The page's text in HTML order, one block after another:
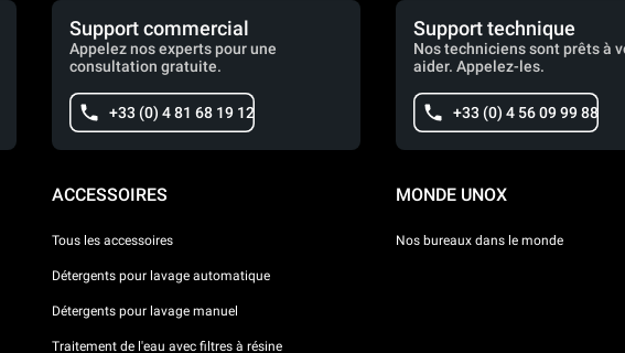
Support commercial
Appelez nos experts pour une
consultation gratuite.
+33 (0) 4 81 68 19 12
Support technique
Nos techniciens sont prêts à
aider. Appelez-les.
+33 (0) 4 56 09 99 88
ACCESSOIRES
Tous les accessoires
Détergents pour lavage automatique
Détergents pour lavage manuel
Traitement de l'eau avec filtres à résine
MONDE UNOX
Nos bureaux dans le monde